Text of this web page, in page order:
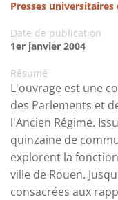
Presses
Date de publication
1er janvier 2004
Résumé
L'ouvrage est une
des Parlements et
l'Ancien Régime.
quinzaine de
explorent la
ville de Rouen.
consacrées aux